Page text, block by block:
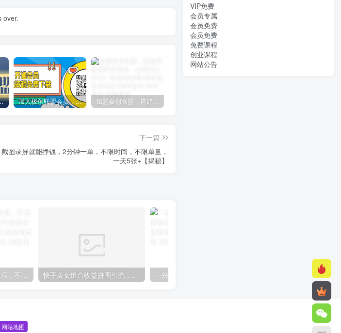
over.
白也能日入1000+ 加入极创联盟会员，全站资源免费学习。 加盟极创联盟，搭建同款项目资源站，实现日入2000+
下一篇
图录屏就能挣钱，2分钟一单，不限时间，不限单量，
一天5张+【揭秘】
快手美女组合收益拼图引流，创业粉玩法，单日引流50+
VIP免费
会员专属
会员免费
会员免费
免费课程
创业课程
网站公告
网站地图